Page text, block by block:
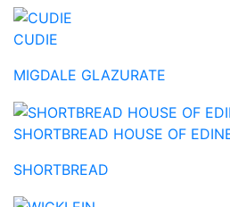
CUDIE
MIGDALE GLAZURATE
SHORTBREAD HOUSE OF
SHORTBREAD